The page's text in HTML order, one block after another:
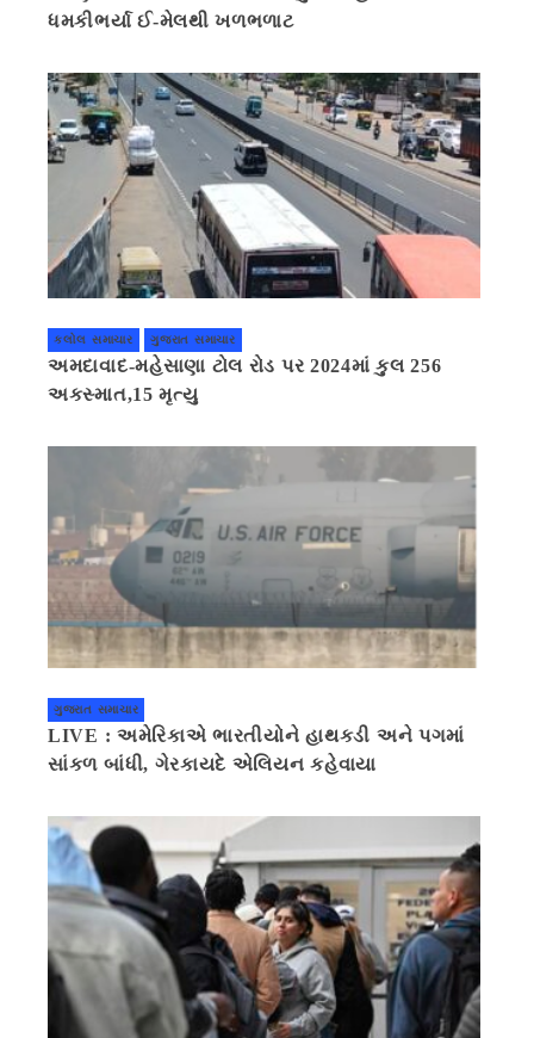
ધમકીભર્યા ઈ-મેલથી ખળભળાટ
કલોલ સમાચાર ગુજરાત સમાચાર
અમદાવાદ-મહેસાણા ટોલ રોડ પર 2024માં કુલ 256
અકસ્માત,15 મૃત્યુ
ગુજરાત સમાચાર
LIVE : અમેરિકાએ ભારતીયોને હાથકડી અને પગમાં
સાંકળ બાંધી, ગેરકાયદે એલિયન કહેવાયા